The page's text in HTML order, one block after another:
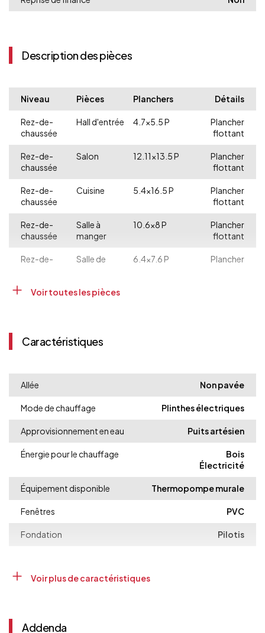
Description des pièces
Niveau Pièces Planchers Détails
Rez-de-
chaussée
Hall d'entrée 4.7x5.5 P
Plancher
flottant
Rez-de-
chaussée
Salon 12.11x13.5 P
Plancher
flottant
Rez-de-
chaussée
Cuisine 5.4x16.5 P
Plancher
flottant
Rez-de-
chaussée
Salle à
manger
10.6x8 P
Plancher
flottant
Rez-de-
Salle de
6.4x7.6 P
Plancher
Rez-de-
Salle de bains
chaussée
coucher
principale
Rez-de-
chaussée
Chambre à
8.9x13 P Parqueterie
Voir toutes les pièces
Caractéristiques
Allée Non pavée
Mode de chauffage Plinthes électriques
Approvisionnement en eau Puits artésien
Énergie pour le chauffage
Bois
Électricité
Équipement disponible Thermopompe murale
Fenêtres PVC
Fondation Pilotis
Particularités
Voir plus de caractéristiques
Addenda